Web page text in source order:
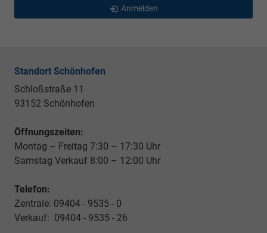
Anmelden
Standort Schönhofen
Schloßstraße 11
93152 Schönhofen
Öffnungszeiten:
Montag – Freitag 7:30 – 17:30 Uhr
Samstag Verkauf 8:00 – 12:00 Uhr
Telefon:
Zentrale: 09404 - 9535 - 0
Verkauf: 09404 - 9535 - 26